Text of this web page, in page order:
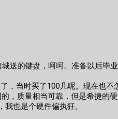
送的键盘，呵呵。准备以后毕
，当时买了100几呢。现在也
，质量相当可靠，但是希捷的
也是个硬件偏执狂。